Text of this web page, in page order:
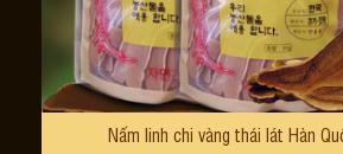
Nấm linh chi vàng thái lát Hàn